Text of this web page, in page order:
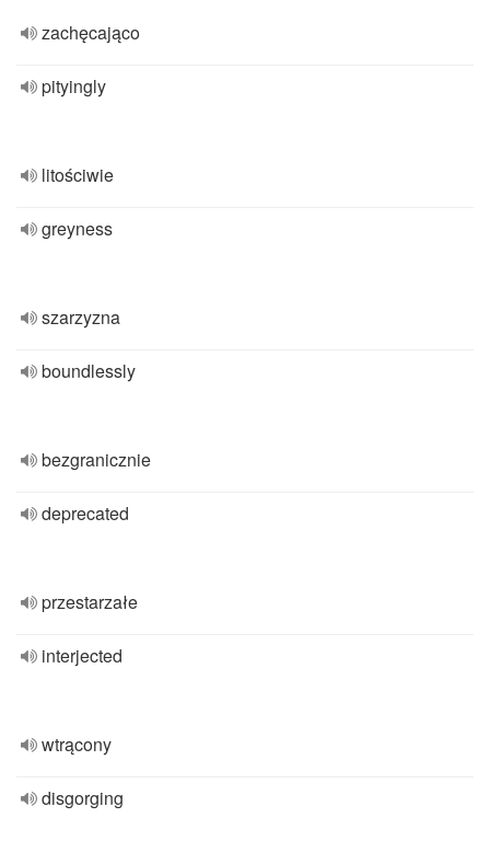
zachęcająco
pityingly
litościwie
greyness
szarzyzna
boundlessly
bezgranicznie
deprecated
przestarzałe
interjected
wtrącony
disgorging